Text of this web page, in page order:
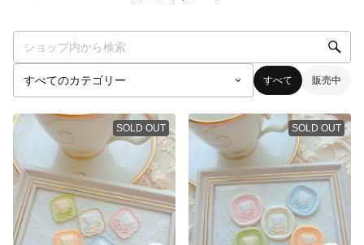
すべて 販売中
SOLD OUT SOLD OUT